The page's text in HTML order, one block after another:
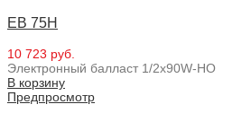
EB 75H
10 723 руб.
Электронный балласт 1/2x90W-HO
В корзину
Предпросмотр